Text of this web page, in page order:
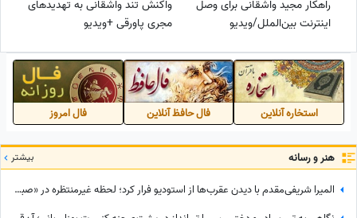
راهکار مجید واشقانی برای وصل
اینترنت بین‌الملل/ویدیو
واکنش تند واشقانی به تهدیدهای
مجری پاورقی +ویدیو
استخاره آنلاین فال حافظ آنلاین فال امروز
هنر و رسانه بیشتر
المیرا شریفی‌مقدم با دیدن عقرب‌ها از استودیو فرار کرد؛ لحظه غیرمنتظره در «صبحانه ایرانی» + ویدئو